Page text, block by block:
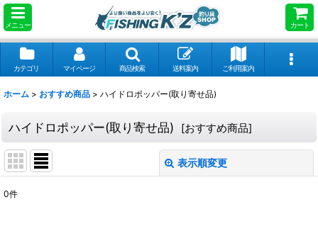
メニュー カート
カテゴリ マイページ 商品検索 送料案内 ご利用案内
ホーム > おすすめ商品 > ハイドロポッパー(取り寄せ品)
ハイドロポッパー(取り寄せ品) [おすすめ商品]
表示順変更
0件